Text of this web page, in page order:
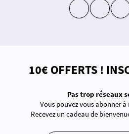
insta fb
10€ OFFERTS !
Pas trop réseaux
Vous pouvez vous abonner
Recevez un cadeau de